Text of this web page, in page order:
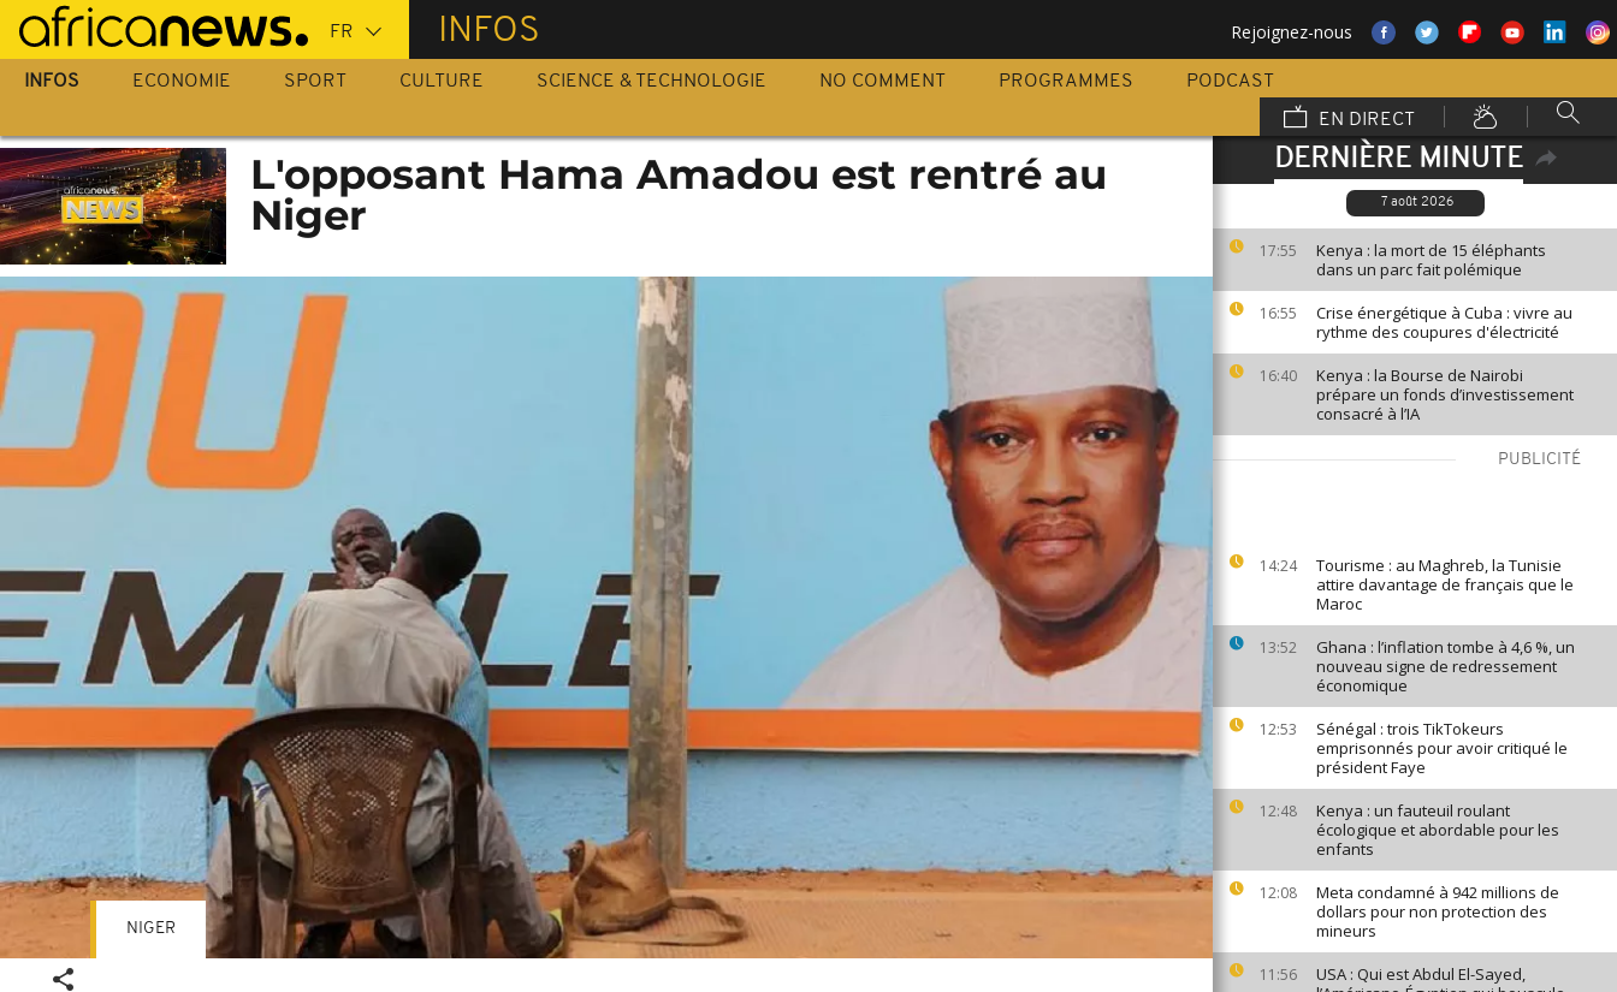
Passer
au
contenu
INFOS Rejoignez-nous
INFOS ECONOMIE SPORT CULTURE SCIENCE & TECHNOLOGIE NO COMMENT PROGRAMMES
PODCAST
EN DIRECT
DERNIÈRE MINUTE
7 août 2026
17:55
Kenya : la mort de 15 éléphants
dans un parc fait polémique
16:55
Crise énergétique à Cuba : vivre au
rythme des coupures d'électricité
16:40
Kenya : la Bourse de Nairobi
prépare un fonds d’investissement
consacré à l’IA
PUBLICITÉ
14:24
Tourisme : au Maghreb, la Tunisie
attire davantage de français que le
Maroc
13:52
Ghana : l’inflation tombe à 4,6 %, un
nouveau signe de redressement
économique
12:53
Sénégal : trois TikTokeurs
emprisonnés pour avoir critiqué le
président Faye
12:48
Kenya : un fauteuil roulant
écologique et abordable pour les
enfants
12:08
Meta condamné à 942 millions de
dollars pour non protection des
mineurs
11:56
USA : Qui est Abdul El-Sayed,
L'opposant Hama Amadou est rentré au
Niger
NIGER